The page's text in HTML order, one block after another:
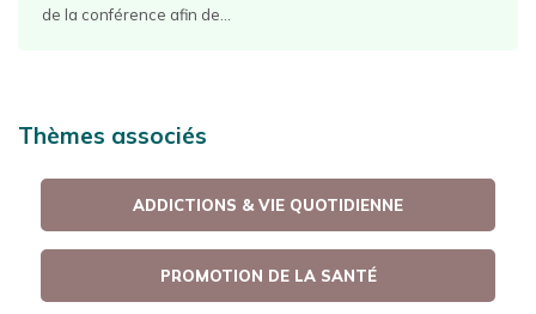
de la conférence afin de...
Thèmes associés
ADDICTIONS & VIE QUOTIDIENNE
PROMOTION DE LA SANTÉ